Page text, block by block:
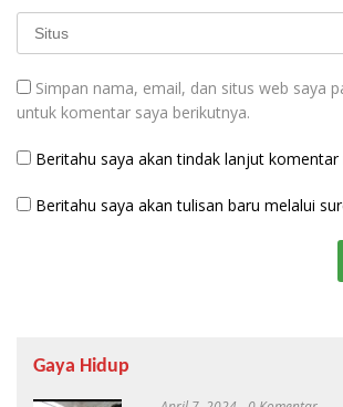
Simpan nama, email, dan situs web saya
untuk komentar saya berikutnya.
Beritahu saya akan tindak lanjut komentar
Beritahu saya akan tulisan baru melalui
Gaya Hidup